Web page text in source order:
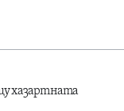
хазартната